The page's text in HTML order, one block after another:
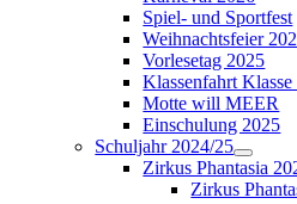
Spiel- und Sportfest
Weihnachtsfeier
Vorlesetag 2025
Klassenfahrt Klasse
Motte will MEER
Einschulung 2025
Schuljahr 2024/25
Zirkus Phantasia
Zirkus